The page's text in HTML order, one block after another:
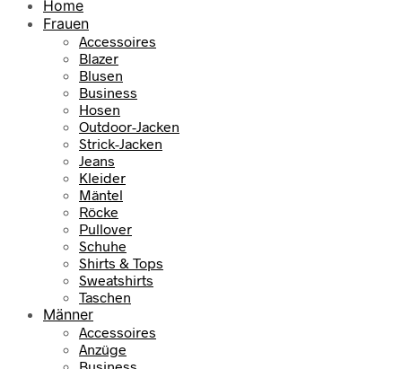
Home
Frauen
Accessoires
Blazer
Blusen
Business
Hosen
Outdoor-Jacken
Strick-Jacken
Jeans
Kleider
Mäntel
Röcke
Pullover
Schuhe
Shirts & Tops
Sweatshirts
Taschen
Männer
Accessoires
Anzüge